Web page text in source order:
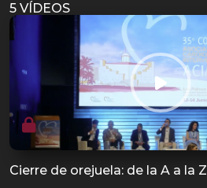
5 VÍDEOS
Cierre de orejuela: de la A a la Z